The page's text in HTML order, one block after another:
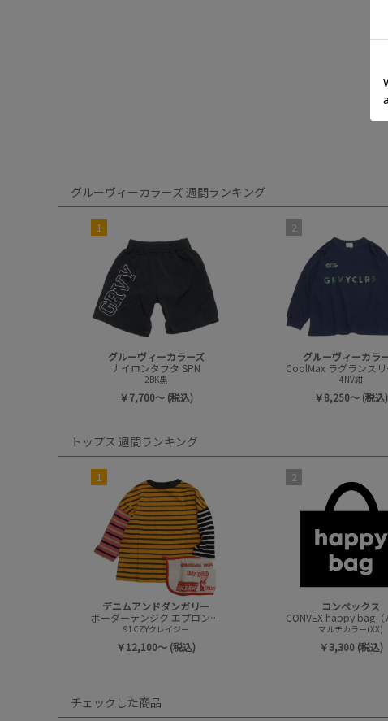
グルーヴィーカラーズ 週間ランキング
1
グルーヴィーカラーズ
ナイロンタフタ SPN
2BK黒
￥7,700～ (税込)
2
グルーヴィーカラ
4NV紺
￥8,250～ (税込)
トップス 週間ランキング
1
デニムアンドダンガリー
ボーダーテンジク エプロンツキ L/S TEE(8分袖)
91CZYクレイジー
￥12,100～ (税込)
2
コンベックス
マルチカラー(XX)
￥3,300 (税込)
チェックした商品